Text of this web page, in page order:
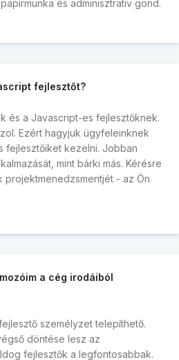
és adminisztratív gond.
fejlesztőt?
és a Javascript-es fejlesztőknek.
Ezért hagyjuk ügyfeleinknek
fejlesztőiket kezelni. Jobban
mint bárki más. Kérésre
- az Ön
a cég irodáiból
személyzet telepíthető.
döntése lesz az
fejlesztők a legfontosabbak.